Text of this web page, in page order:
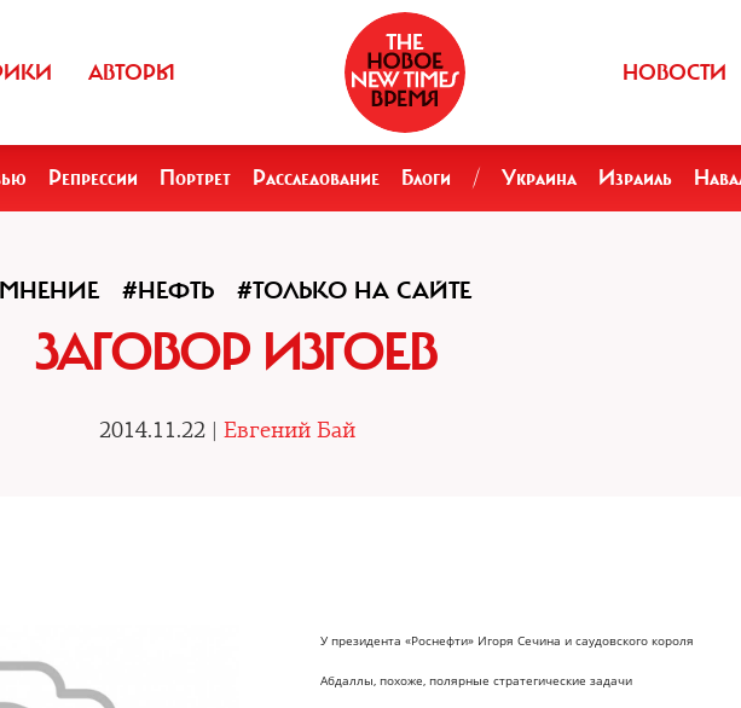
АВТОРЫ НОВОСТИ
Репрессии Портрет Расследование Блоги / Украина Израиль
#НЕФТЬ #ТОЛЬКО НА САЙТЕ
ЗАГОВОР ИЗГОЕВ
2014.11.22 | Евгений Бай
У президента «Роснефти» Игоря Сечина и саудовского короля
Абдаллы, похоже, полярные стратегические задачи